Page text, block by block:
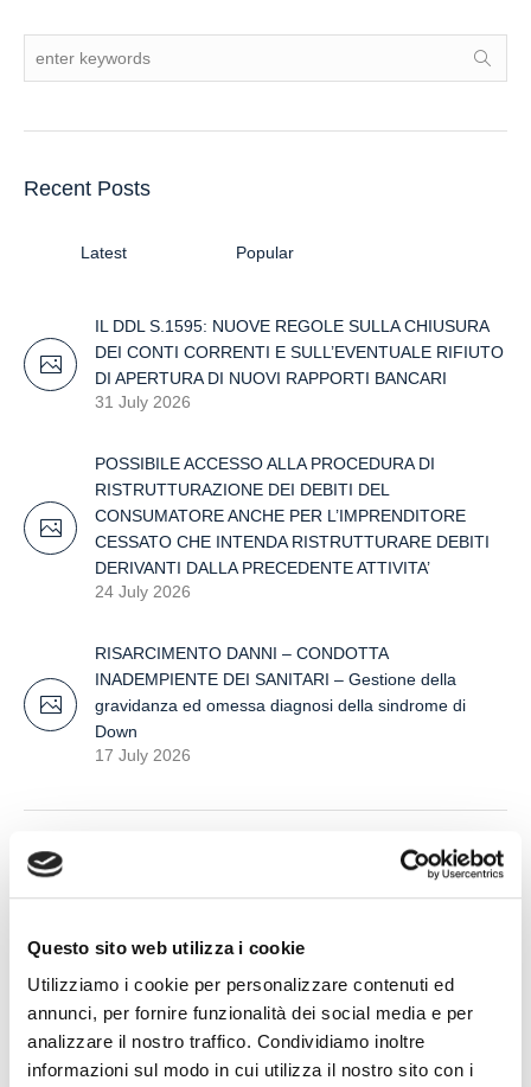
Questo sito web utilizza i cookie
Utilizziamo i cookie per personalizzare contenuti ed
annunci, per fornire funzionalità dei social media e per
analizzare il nostro traffico. Condividiamo inoltre
informazioni sul modo in cui utilizza il nostro sito con i
Recent Posts
Latest Popular
IL DDL S.1595: NUOVE REGOLE SULLA CHIUSURA
DEI CONTI CORRENTI E SULL’EVENTUALE RIFIUTO
DI APERTURA DI NUOVI RAPPORTI BANCARI
31 July 2026
POSSIBILE ACCESSO ALLA PROCEDURA DI
RISTRUTTURAZIONE DEI DEBITI DEL
CONSUMATORE ANCHE PER L’IMPRENDITORE
CESSATO CHE INTENDA RISTRUTTURARE DEBITI
DERIVANTI DALLA PRECEDENTE ATTIVITA’
24 July 2026
RISARCIMENTO DANNI – CONDOTTA
INADEMPIENTE DEI SANITARI – Gestione della
gravidanza ed omessa diagnosi della sindrome di
Down
17 July 2026
Search
Recent Posts